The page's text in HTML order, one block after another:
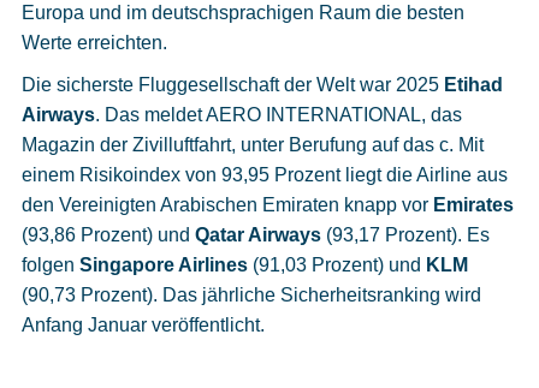
Europa und im deutschsprachigen Raum die besten
Werte erreichten.
Die sicherste Fluggesellschaft der Welt war 2025 Etihad
Airways. Das meldet AERO INTERNATIONAL, das
Magazin der Zivilluftfahrt, unter Berufung auf das c. Mit
einem Risikoindex von 93,95 Prozent liegt die Airline aus
den Vereinigten Arabischen Emiraten knapp vor Emirates
(93,86 Prozent) und Qatar Airways(93,17 Prozent). Es
folgen Singapore Airlines(91,03 Prozent) und KLM
(90,73 Prozent). Das jährliche Sicherheitsranking wird
Anfang Januar veröffentlicht.